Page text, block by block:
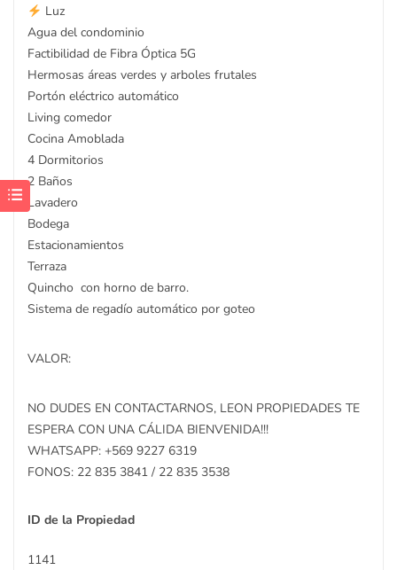
Luz
Agua del condominio
Factibilidad de Fibra Óptica 5G
Hermosas áreas verdes y arboles frutales
Portón eléctrico automático
Living comedor
Cocina Amoblada
4 Dormitorios
2 Baños
Lavadero
Bodega
Estacionamientos
Terraza
Quincho con horno de barro.
Sistema de regadío automático por goteo
VALOR:
NO DUDES EN CONTACTARNOS, LEON PROPIEDADES TE
ESPERA CON UNA CÁLIDA BIENVENIDA!!!
WHATSAPP: +569 9227 6319
FONOS: 22 835 3841 / 22 835 3538
ID de la Propiedad
1141